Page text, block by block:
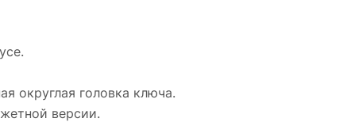
округлая головка ключа.
версии.